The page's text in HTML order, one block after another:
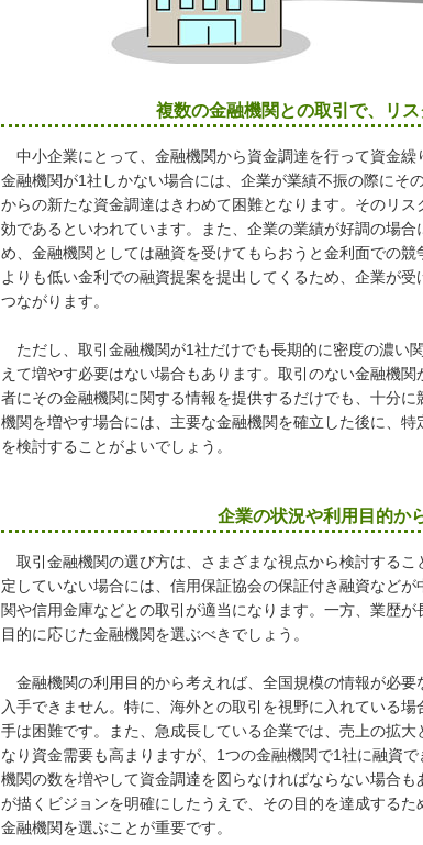
複数の金融機関との取引で、リ
中小企業にとって、金融機関から資金調達を行って資金
金融機関が1社しかない場合には、企業が業績不振の際にそ
からの新たな資金調達はきわめて困難となります。そのリ
効であるといわれています。また、企業の業績が好調の場
め、金融機関としては融資を受けてもらおうと金利面での
よりも低い金利での融資提案を提出してくるため、企業が
つながります。
ただし、取引金融機関が1社だけでも長期的に密度の濃い
えて増やす必要はない場合もあります。取引のない金融機
者にその金融機関に関する情報を提供するだけでも、十分
機関を増やす場合には、主要な金融機関を確立した後に、
を検討することがよいでしょう。
企業の状況や利用目的か
取引金融機関の選び方は、さまざまな視点から検討する
定していない場合には、信用保証協会の保証付き融資など
関や信用金庫などとの取引が適当になります。一方、業歴
目的に応じた金融機関を選ぶべきでしょう。
金融機関の利用目的から考えれば、全国規模の情報が必
入手できません。特に、海外との取引を視野に入れている
手は困難です。また、急成長している企業では、売上の拡
なり資金需要も高まりますが、1つの金融機関で1社に融資
機関の数を増やして資金調達を図らなければならない場合
が描くビジョンを明確にしたうえで、その目的を達成する
金融機関を選ぶことが重要です。